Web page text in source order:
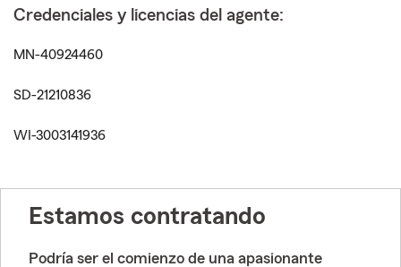
Credenciales y licencias del agente:
MN-40924460
SD-21210836
WI-3003141936
Estamos contratando
Podría ser el comienzo de una apasionante